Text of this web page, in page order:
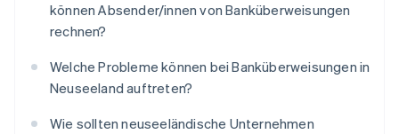
können Absender/innen von Banküberweisungen
rechnen?
Welche Probleme können bei Banküberweisungen in
Neuseeland auftreten?
Wie sollten neuseeländische Unternehmen